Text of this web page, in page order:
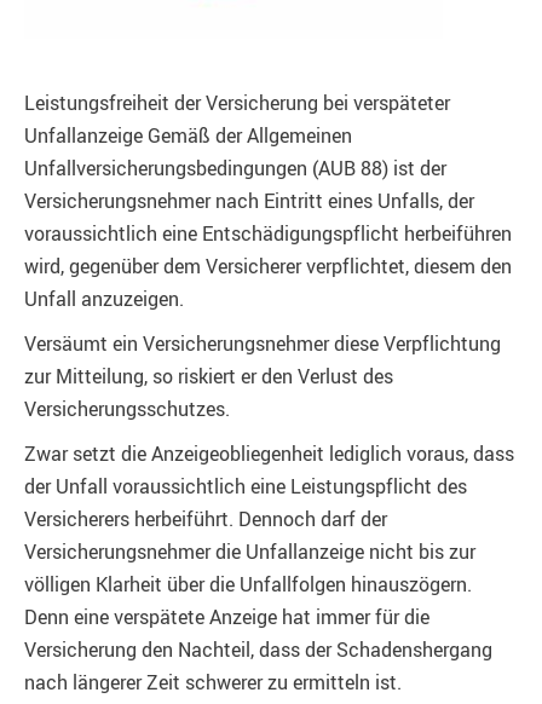
Leistungsfreiheit der Versicherung bei verspäteter
Unfallanzeige Gemäß der Allgemeinen
Unfallversicherungsbedingungen (AUB 88) ist der
Versicherungsnehmer nach Eintritt eines Unfalls, der
voraussichtlich eine Entschädigungspflicht herbeiführen
wird, gegenüber dem Versicherer verpflichtet, diesem den
Unfall anzuzeigen.
Versäumt ein Versicherungsnehmer diese Verpflichtung
zur Mitteilung, so riskiert er den Verlust des
Versicherungsschutzes.
Zwar setzt die Anzeigeobliegenheit lediglich voraus, dass
der Unfall voraussichtlich eine Leistungspflicht des
Versicherers herbeiführt. Dennoch darf der
Versicherungsnehmer die Unfallanzeige nicht bis zur
völligen Klarheit über die Unfallfolgen hinauszögern.
Denn eine verspätete Anzeige hat immer für die
Versicherung den Nachteil, dass der Schadenshergang
nach längerer Zeit schwerer zu ermitteln ist.